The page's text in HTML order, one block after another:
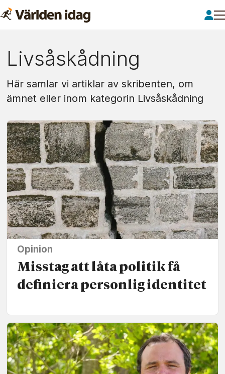
Om:
livsåskådning
Livsåskådning
Här samlar vi artiklar av skribenten, om
ämnet eller inom kategorin Livsåskådning
Opinion
Misstag att låta politik få
definiera personlig identitet